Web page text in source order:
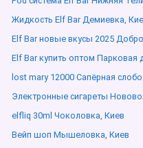
Жидкость Elf Bar Демиевка,
Elf Bar новые вкусы 2025
Elf Bar купить оптом Парковая
lost mary 12000 Сапёрная
Электронные сигареты
elfliq 30ml Чоколовка, Киев
Вейп шоп Мышеловка, Киев